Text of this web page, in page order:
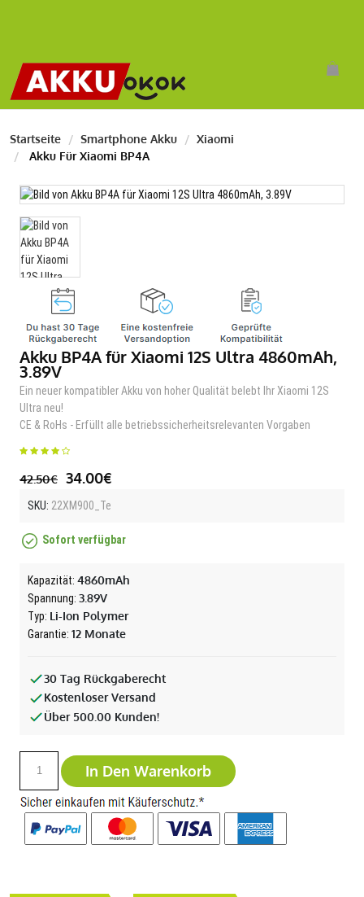
Startseite Smartphone Akku
Xiaomi
Akku Für Xiaomi BP4A
Akku BP4A für Xiaomi 12S Ultra 4860mAh,
3.89V
Ein neuer kompatibler Akku von hoher Qualität belebt Ihr Xiaomi 12S
Ultra neu!
CE & RoHs - Erfüllt alle betriebssicherheitsrelevanten Vorgaben
42.50€ 34.00€
SKU: 22XM900_Te
Sofort verfügbar
Kapazität: 4860mAh
Spannung: 3.89V
Typ: Li-Ion Polymer
Garantie: 12 Monate
30 Tag Rückgaberecht
Kostenloser Versand
Über 500.00 Kunden!
In Den Warenkorb